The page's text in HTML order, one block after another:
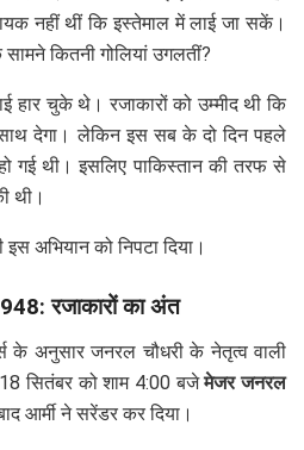
नहीं थीं कि इस्तेमाल में लाई जा सकें।
कितनी गोलियां उगलतीं?
हार चुके थे। रजाकारों को उम्मीद थी कि
देगा। लेकिन इस सब के दो दिन पहले
गई थी। इसलिए पाकिस्तान की तरफ से
थी।
अभियान को निपटा दिया।
रजाकारों का अंत
के अनुसार जनरल चौधरी के नेतृत्व वाली
सितंबर को शाम 4:00 बजेमेजर जनरल
आर्मी ने सरेंडर कर दिया।